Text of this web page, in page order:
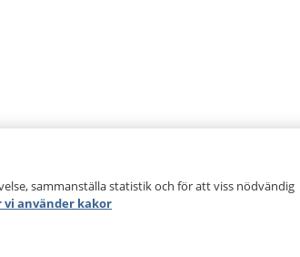
sammanställa statistik och för att viss nödvändig
vi använder kakor